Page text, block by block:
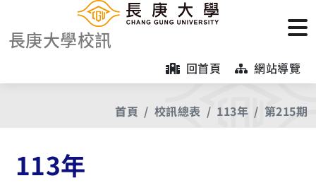
長庚大學校訊
回首頁 網站導覽
首頁 校訊總表 113年 第215期
113年